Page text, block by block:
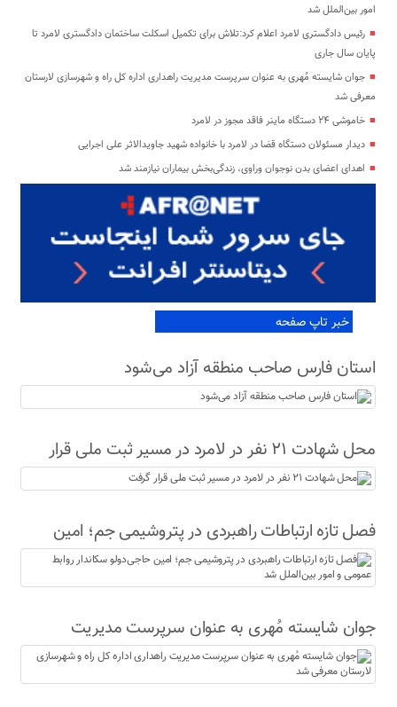
امور بین‌الملل شد
رئیس دادگستری لامرد اعلام کرد:تلاش برای تکمیل اسکلت ساختمان دادگستری لامرد تا
پایان سال جاری
جوان شایسته مُهری به عنوان سرپرست مدیریت راهداری اداره کل راه و شهرسازی لارستان
معرفی شد
خاموشی ۲۴ دستگاه ماینر فاقد مجوز در لامرد
دیدار مسئولان دستگاه قضا در لامرد با خانواده شهید جاویدالاثر علی اجرایی
اهدای اعضای بدن نوجوان وراوی، زندگی‌بخش بیماران نیازمند شد
خبر تاپ صفحه
استان فارس صاحب منطقه آزاد می‌شود
محل شهادت ۲۱ نفر در لامرد در مسیر ثبت ملی قرار
گرفت
فصل تازه ارتباطات راهبردی در پتروشیمی جم؛ امین
حاجی‌دولو سکاندار روابط عمومی و امور بین‌الملل شد
جوان شایسته مُهری به عنوان سرپرست مدیریت
راهداری اداره کل راه و شهرسازی لارستان معرفی شد